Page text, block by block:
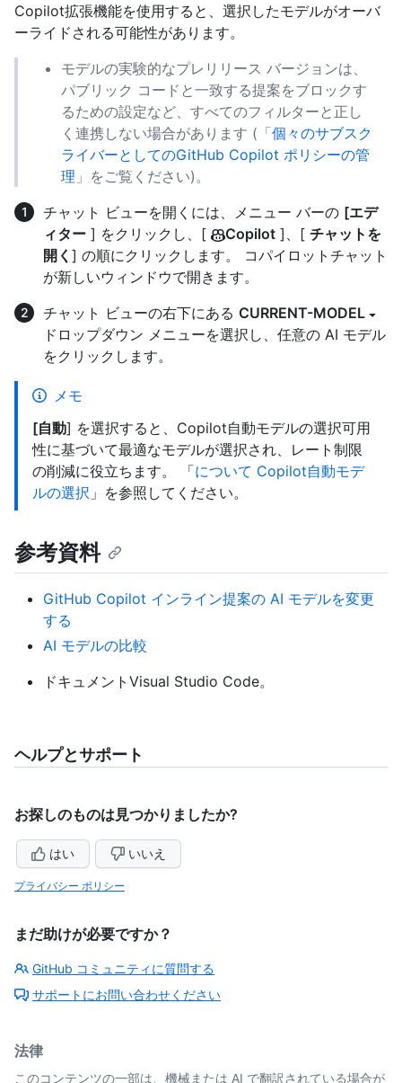
Copilot拡張機能を使用すると、選択したモデルがオーバ
ーライドされる可能性があります。
モデルの実験的なプレリリース バージョンは、
パブリック コードと一致する提案をブロックす
るための設定など、すべてのフィルターと正し
く連携しない場合があります (「個々のサブスク
ライバーとしてのGitHub Copilot ポリシーの管
理 」をご覧ください)。
チャット ビューを開くには、メニュー バーの [エデ
ィター ] をクリックし、[ Copilot ]、[ チャットを
開く ] の順にクリックします。 コパイロットチャット
が新しいウィンドウで開きます。
チャット ビューの右下にある CURRENT-MODEL
ドロップダウン メニューを選択し、任意の AI モデル
をクリックします。
メモ
[自動] を選択すると、Copilot自動モデルの選択可用
性に基づいて最適なモデルが選択され、レート制限
の削減に役立ちます。 「について Copilot自動モデ
ルの選択 」を参照してください。
参考資料
GitHub Copilot インライン提案の AI モデルを変更
する
AI モデルの比較
ドキュメントVisual Studio Code。
ヘルプとサポート
お探しのものは見つかりましたか?
はい いいえ
プライバシー ポリシー
まだ助けが必要ですか？
GitHub コミュニティに質問する
サポートにお問い合わせください
法律
このコンテンツの一部は、機械または AI で翻訳されている場合が